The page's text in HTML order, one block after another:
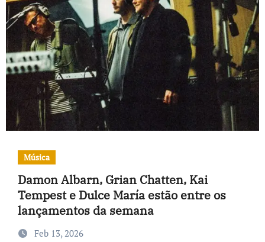
Música
Damon Albarn, Grian Chatten, Kai
Tempest e Dulce María estão entre os
lançamentos da semana
Feb 13, 2026